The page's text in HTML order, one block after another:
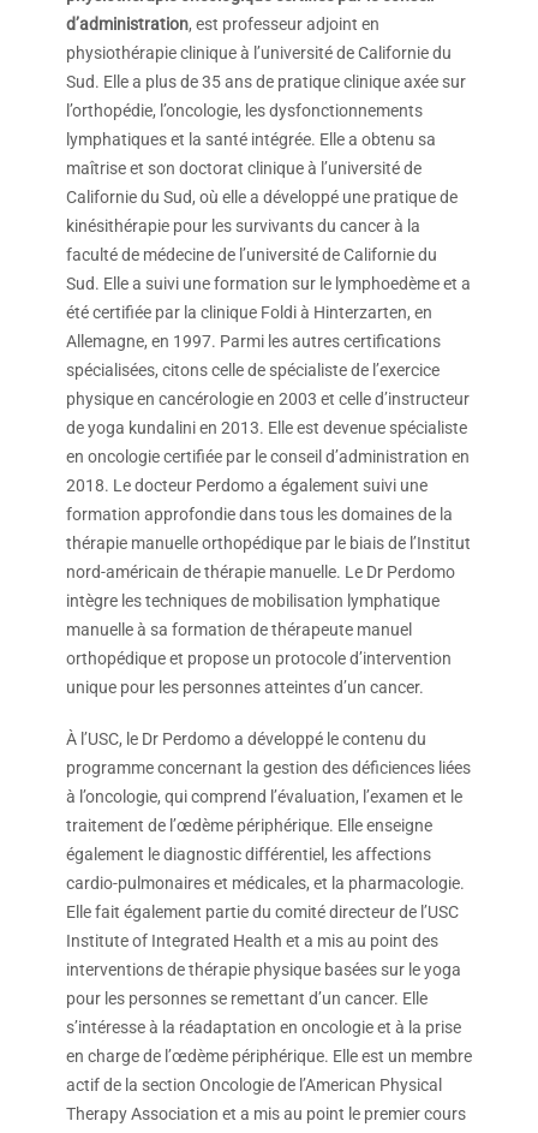
d’administration, est professeur adjoint en
physiothérapie clinique à l’université de Californie du
Sud. Elle a plus de 35 ans de pratique clinique axée sur
l’orthopédie, l’oncologie, les dysfonctionnements
lymphatiques et la santé intégrée. Elle a obtenu sa
maîtrise et son doctorat clinique à l’université de
Californie du Sud, où elle a développé une pratique de
kinésithérapie pour les survivants du cancer à la
faculté de médecine de l’université de Californie du
Sud. Elle a suivi une formation sur le lymphoedème et a
été certifiée par la clinique Foldi à Hinterzarten, en
Allemagne, en 1997. Parmi les autres certifications
spécialisées, citons celle de spécialiste de l’exercice
physique en cancérologie en 2003 et celle d’instructeur
de yoga kundalini en 2013. Elle est devenue spécialiste
en oncologie certifiée par le conseil d’administration en
2018. Le docteur Perdomo a également suivi une
formation approfondie dans tous les domaines de la
thérapie manuelle orthopédique par le biais de l’Institut
nord-américain de thérapie manuelle. Le Dr Perdomo
intègre les techniques de mobilisation lymphatique
manuelle à sa formation de thérapeute manuel
orthopédique et propose un protocole d’intervention
unique pour les personnes atteintes d’un cancer.
À l’USC, le Dr Perdomo a développé le contenu du
programme concernant la gestion des déficiences liées
à l’oncologie, qui comprend l’évaluation, l’examen et le
traitement de l’œdème périphérique. Elle enseigne
également le diagnostic différentiel, les affections
cardio-pulmonaires et médicales, et la pharmacologie.
Elle fait également partie du comité directeur de l’USC
Institute of Integrated Health et a mis au point des
interventions de thérapie physique basées sur le yoga
pour les personnes se remettant d’un cancer. Elle
s’intéresse à la réadaptation en oncologie et à la prise
en charge de l’œdème périphérique. Elle est un membre
actif de la section Oncologie de l’American Physical
Therapy Association et a mis au point le premier cours